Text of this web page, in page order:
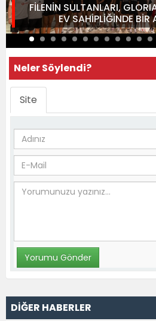
FİLENİN SULTANLARI,
EV SAHİPLİĞİNDE BİR
Neler Söylendi?
Site
DİĞER HABERLER